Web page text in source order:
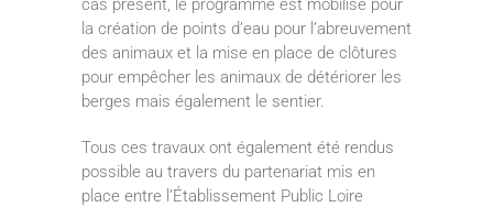
cas présent, le programme est mobilisé pour
la création de points d’eau pour l’abreuvement
des animaux et la mise en place de clôtures
pour empêcher les animaux de détériorer les
berges mais également le sentier.
Tous ces travaux ont également été rendus
possible au travers du partenariat mis en
place entre l’Établissement Public Loire